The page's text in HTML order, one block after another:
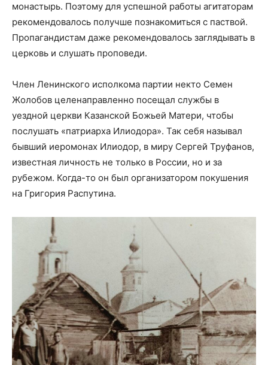
монастырь. Поэтому для успешной работы агитаторам
рекомендовалось получше познакомиться с паствой.
Пропагандистам даже рекомендовалось заглядывать в
церковь и слушать проповеди.
Член Ленинского исполкома партии некто Семен
Жолобов целенаправленно посещал службы в
уездной церкви Казанской Божьей Матери, чтобы
послушать «патриарха Илиодора». Так себя называл
бывший иеромонах Илиодор, в миру Сергей Труфанов,
известная личность не только в России, но и за
рубежом. Когда-то он был организатором покушения
на Григория Распутина.